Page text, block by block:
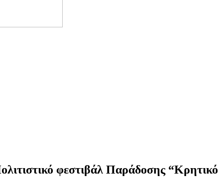
φεστιβάλ Παράδοσης “Κρητικό